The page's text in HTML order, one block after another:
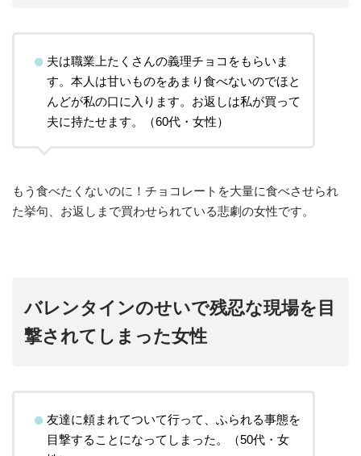
夫は職業上たくさんの義理チョコをもらいま
す。本人は甘いものをあまり食べないのでほと
んどが私の口に入ります。お返しは私が買って
夫に持たせます。（60代・女性）
もう食べたくないのに！チョコレートを大量に食べさせられ
た挙句、お返しまで買わせられている悲劇の女性です。
バレンタインのせいで残忍な現場を目
撃されてしまった女性
友達に頼まれてついて行って、ふられる事態を
目撃することになってしまった。（50代・女